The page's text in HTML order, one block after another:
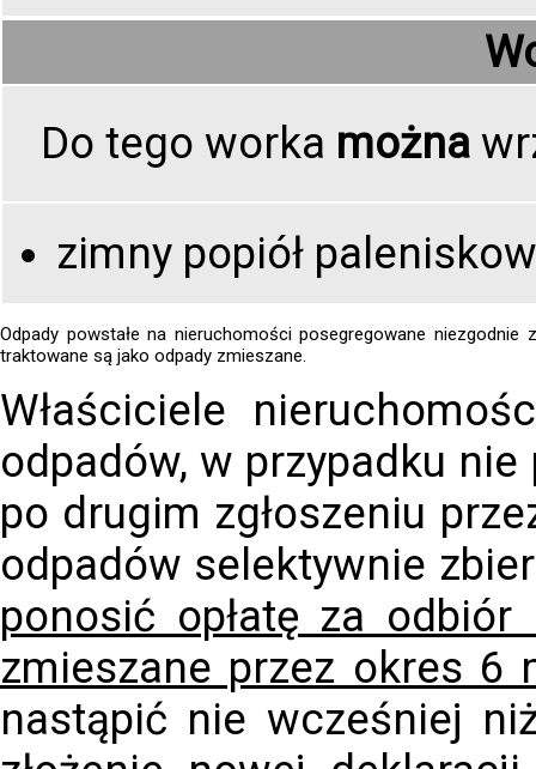
Do tego worka można
zimny popiół
Odpady powstałe na nieruchomości posegregowane
traktowane są jako odpady zmieszane.
Właściciele
odpadów, w przypadku
po drugim zgłoszeniu
odpadów selektywnie
ponosić opłatę za
zmieszane przez okres 6
nastąpić nie wcześniej